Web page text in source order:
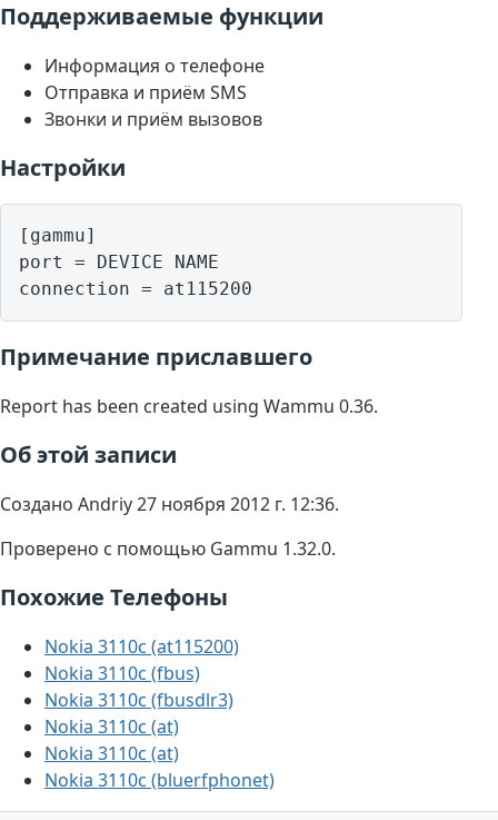
Поддерживаемые функции
Информация о телефоне
Отправка и приём SMS
Звонки и приём вызовов
Настройки
[gammu]
port = DEVICE NAME
Примечание приславшего
Report has been created using Wammu 0.36.
Об этой записи
Создано Andriy 27 ноября 2012 г. 12:36.
Проверено с помощью Gammu 1.32.0.
Похожие Телефоны
Nokia 3110c (at115200)
Nokia 3110c (fbus)
Nokia 3110c (fbusdlr3)
Nokia 3110c (at)
Nokia 3110c (at)
Nokia 3110c (bluerfphonet)